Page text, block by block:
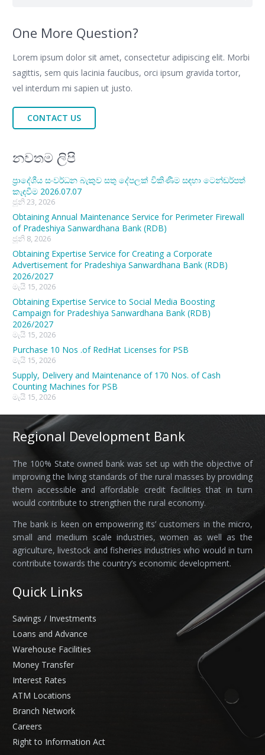
One More Question?
Lorem ipsum dolor sit amet, consectetur adipiscing elit. Morbi
sagittis, sem quis lacinia faucibus, orci ipsum gravida tortor,
vel interdum mi sapien ut justo.
CONTACT US
නවතම ලිපි
ප්‍රාදේශීය සංවර්ධන බැකුව සතු දේපලක් විකිණීම සඳහා ටෙන්ඩර්පත්
කැඳවීම 2026.07.07
ජූනි 23, 2026
Obtaining Annual Maintenance Service for Perimeter Firewall
of Pradeshiya Sanwardhana Bank (RDB)
ජූනි 8, 2026
Obtaining Expertise Service for Creating a Corporate
Advertisement for Pradeshiya Sanwardhana Bank (RDB)
2026/2027
මැයි 15, 2026
Obtaining Expertise Service to Social Media Boosting
Campaign for Pradeshiya Sanwardhana Bank (RDB)
2026/2027
මැයි 15, 2026
Purchase 10 Nos .of RedHat Licenses for PSB
මැයි 15, 2026
Supply, Delivery and Maintenance of 170 Nos. of Cash
Counting Machines for PSB
මැයි 15, 2026
Regional Development Bank
The 100% State owned bank was set up with the objective of
improving the living standards of the rural masses by providing
them accessible and affordable credit facilities that in turn
would contribute to strengthen the rural economy.
The bank is keen on empowering its’ customers in the micro,
small and medium scale industries, women as well as the
agriculture, livestock and fisheries industries who would in turn
contribute towards the country’s economic development.
Quick Links
Savings / Investments
Loans and Advance
Warehouse Facilities
Money Transfer
Interest Rates
ATM Locations
Branch Network
Careers
Right to Information Act